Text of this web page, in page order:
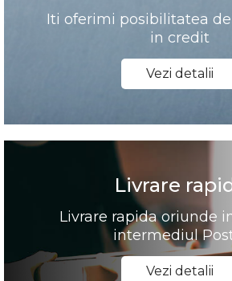
Iti oferimi posibilitatea
in credit
Vezi detalii
Livrare
Livrare rapida oriunde
intermediul
Vezi detalii